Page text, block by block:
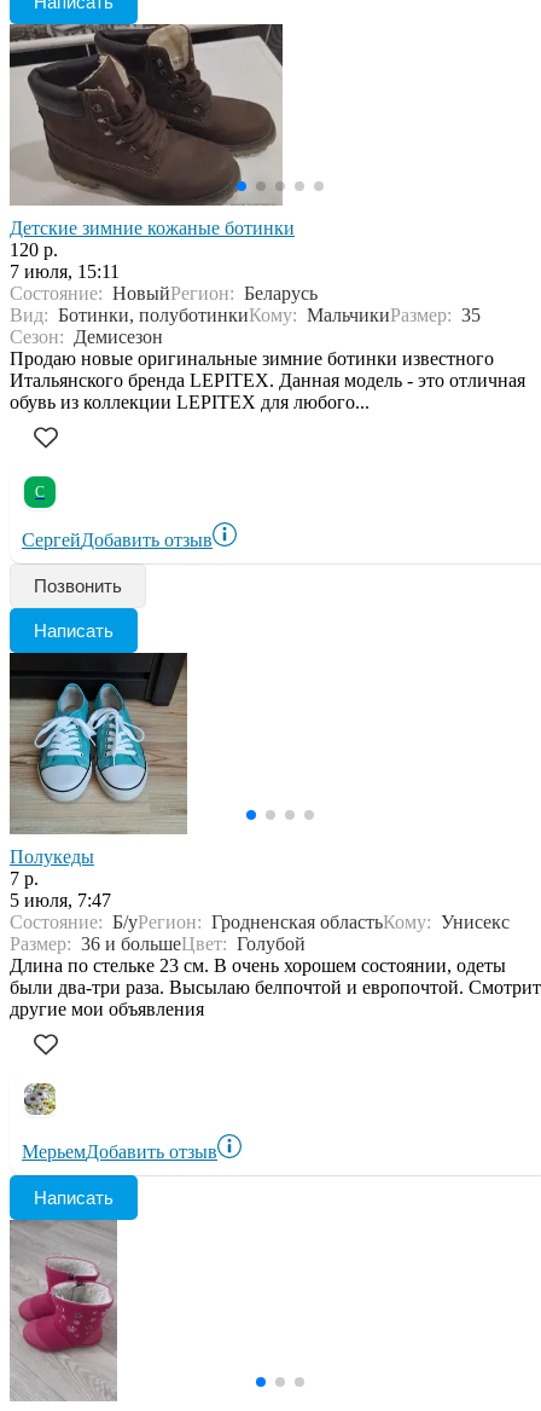
Детские зимние кожаные ботинки
120 р.
7 июля, 15:11
Состояние: НовыйРегион: Беларусь
Вид: Ботинки, полуботинкиКому: МальчикиРазмер: 35
Сезон: Демисезон
Продаю новые оригинальные зимние ботинки известного
Итальянского бренда LEPITEX. Данная модель - это отличная
обувь из коллекции LEPITEX для любого...
С
СергейДобавить отзыв
Позвонить
Написать
Полукеды
7 р.
5 июля, 7:47
Состояние: Б/уРегион: Гродненская областьКому: Унисекс
Размер: 36 и большеЦвет: Голубой
Длина по стельке 23 см. В очень хорошем состоянии, одеты
были два-три раза. Высылаю белпочтой и европочтой.
другие мои объявления
МерьемДобавить отзыв
Написать